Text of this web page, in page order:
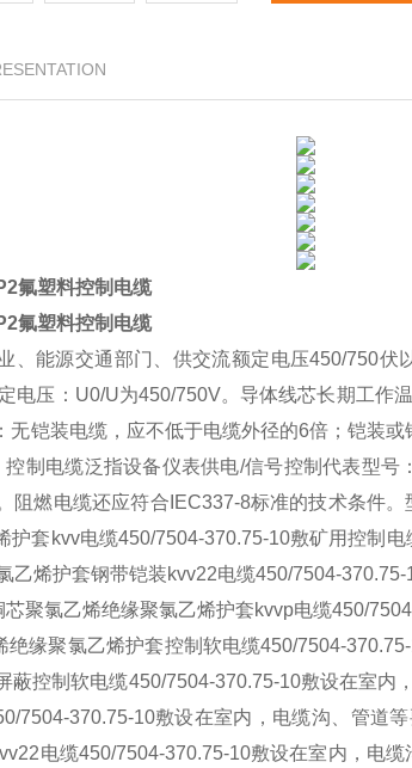
氟塑料控制电缆
氟塑料控制电缆
能源交通部门、供交流额定电压450/750伏
电压：U0/U为450/750V。导体线芯长期工
无铠装电缆，应不低于电缆外径的6倍；铠装
制电缆泛指设备仪表供电/信号控制代表型
阻燃电缆还应符合IEC337-8标准的技术条件
护套kvv电缆450/7504-370.75-10敷矿用控制
乙烯护套钢带铠装kvv22电缆450/7504-
聚氯乙烯绝缘聚氯乙烯护套kvvp电缆450/
绝缘聚氯乙烯护套控制软电缆450/7504-
蔽控制软电缆450/7504-370.75-10敷设在室
7504-370.75-10敷设在室内，电缆沟、管道
电缆450/7504-370.75-10敷设在室内，电